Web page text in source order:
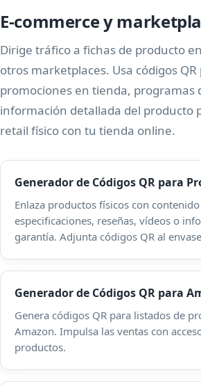
E-commerce y
Dirige tráfico a fichas de producto
otros marketplaces. Usa códigos QR
promociones en tienda, programas
información detallada del producto
retail físico con tu tienda online.
Generador de Códigos QR para
Enlaza productos físicos con
especificaciones, reseñas, vídeos o
garantía. Adjunta códigos QR al
Generador de Códigos QR para
Genera códigos QR para listados de
Amazon. Impulsa las ventas con
productos.